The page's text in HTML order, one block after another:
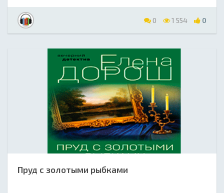
0 1 554 0
Пруд с золотыми рыбками